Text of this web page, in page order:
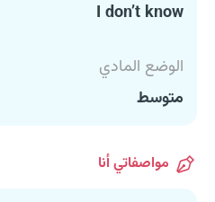
I don’t know
الوضع المادي
متوسط
مواصفاتي أنا